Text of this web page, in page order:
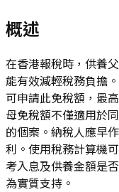
概述
在香港報稅時，供養
能有效減輕稅務負擔
可申請此免稅額，最
母免稅額不僅適用於
的個案。納稅人應早
利。使用稅務計算機
考入息及供養金額是
為實質支持。